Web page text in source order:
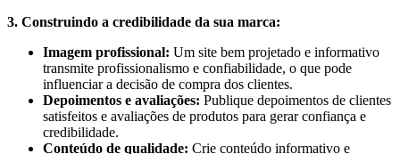
3. Construindo a credibilidade da sua marca:
Imagem profissional: Um site bem projetado e informativo
transmite profissionalismo e confiabilidade, o que pode
influenciar a decisão de compra dos clientes.
Depoimentos e avaliações: Publique depoimentos de clientes
satisfeitos e avaliações de produtos para gerar confiança e
credibilidade.
Conteúdo de qualidade: Crie conteúdo informativo e